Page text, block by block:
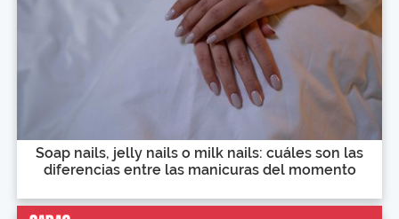
Soap nails, jelly nails o milk nails: cuáles son las
diferencias entre las manicuras del momento